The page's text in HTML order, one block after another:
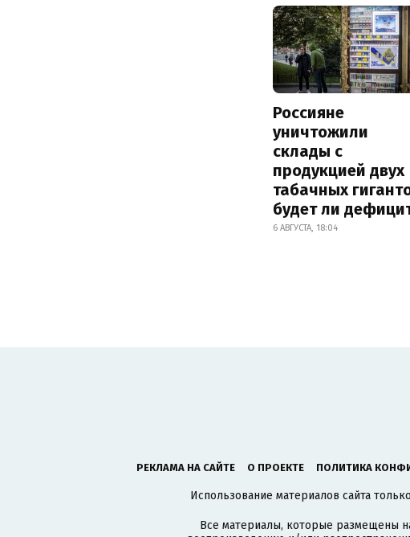
Россияне
уничтожили
склады с
продукцией двух
табачных
будет ли
6 АВГУСТА, 18:04
РЕКЛАМА НА САЙТЕ О ПРОЕКТЕ ПОЛИТИКА
Использование материалов сайта
Все материалы, которые размещены